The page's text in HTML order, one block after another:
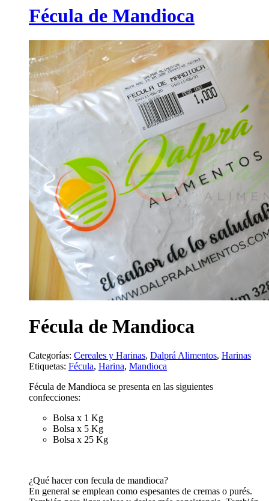
Fécula de Mandioca
Fécula de Mandioca
Categorías: Cereales y Harinas, Dalprá Alimentos, Harinas
Etiquetas: Fécula, Harina, Mandioca
Fécula de Mandioca se presenta en las siguientes
confecciones:
Bolsa x 1 Kg
Bolsa x 5 Kg
Bolsa x 25 Kg
¿Qué hacer con fecula de mandioca?
En general se emplean como espesantes de cremas o purés.